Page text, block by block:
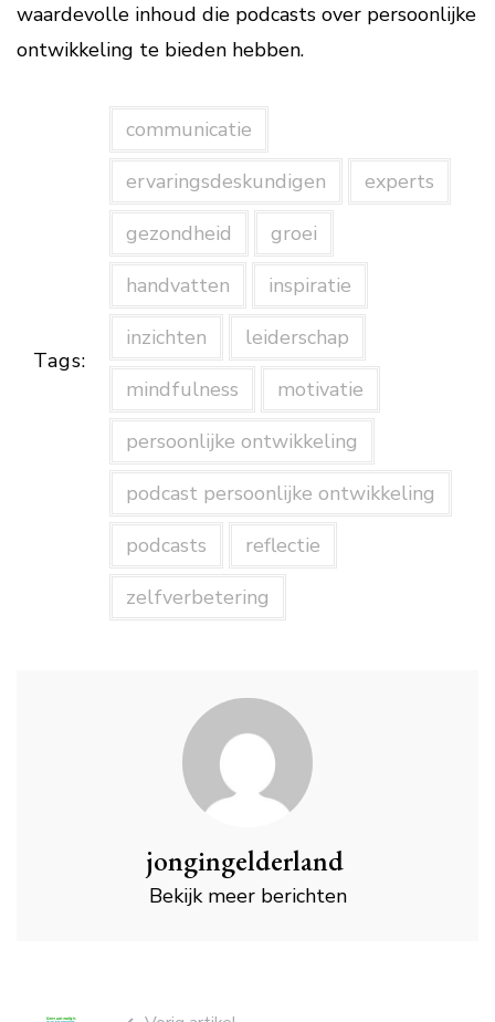
waardevolle inhoud die podcasts over persoonlijke
ontwikkeling te bieden hebben.
Tags:
communicatie
ervaringsdeskundigen
experts
gezondheid
groei
handvatten
inspiratie
inzichten
leiderschap
mindfulness
motivatie
persoonlijke ontwikkeling
podcast persoonlijke ontwikkeling
podcasts
reflectie
zelfverbetering
jongingelderland
Bekijk meer berichten